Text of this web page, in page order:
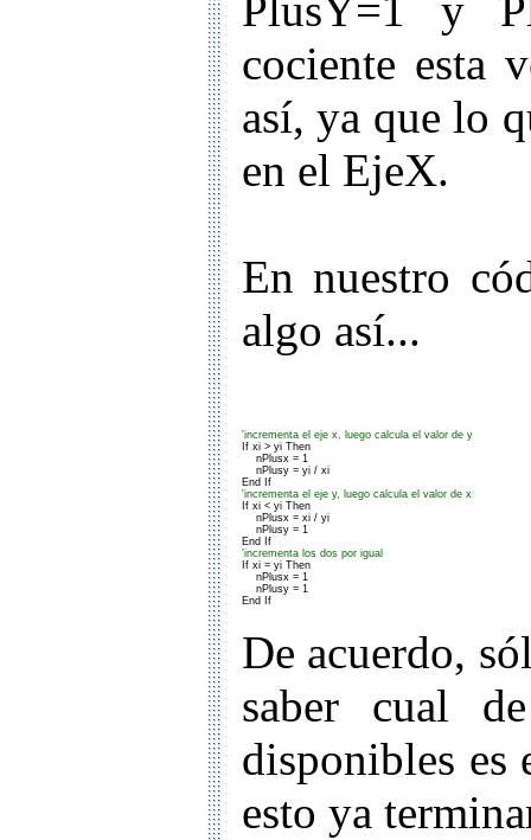
PlusY=1 y
cociente esta
así, ya que lo
en el EjeX.
En nuestro
algo así...
'incrementa el eje x, luego calcula el valor de y
    nPlusx = 1
    nPlusy = yi / xi
'incrementa el eje y, luego calcula el valor de x
    nPlusx = xi / yi
    nPlusy = 1
'incrementa los dos por igual
    nPlusx = 1
    nPlusy = 1
End If
De acuerdo,
saber cual
disponibles es
esto ya